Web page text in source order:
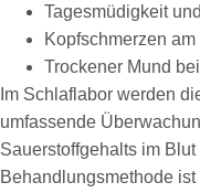
Tagesmüdigkeit
Kopfschmerzen am
Trockener Mund
Im Schlaflabor werden
umfassende
Sauerstoffgehalts im
Behandlungsmethode